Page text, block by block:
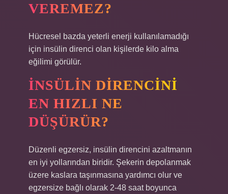
VEREMEZ?
Hücresel bazda yeterli enerji kullanılamadığı
için insülin direnci olan kişilerde kilo alma
eğilimi görülür.
İNSÜLIN DIRENCINI
EN HIZLI NE
DÜŞÜRÜR?
Düzenli egzersiz, insülin direncini azaltmanın
en iyi yollarından biridir. Şekerin depolanmak
üzere kaslara taşınmasına yardımcı olur ve
egzersize bağlı olarak 2-48 saat boyunca